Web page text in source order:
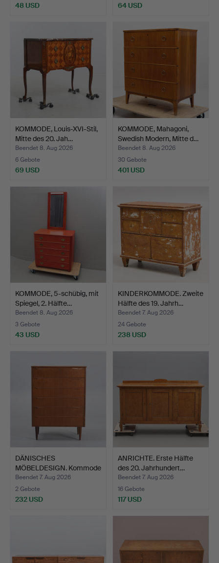
48 USD 64 USD
KOMMODE, Louis-XVI-Stil,
Mitte des 20. Jah…
Beendet 8. Aug 2026
6 Gebote
69 USD
KOMMODE, Mahagoni,
Swedish Modern, Mitte d…
Beendet 8. Aug 2026
30 Gebote
401 USD
KOMMODE, 5-schübig, mit
Spiegel, 2. Hälfte…
Beendet 8. Aug 2026
3 Gebote
43 USD
KINDERKOMMODE. Zweite
Hälfte des 19. Jahrh…
Beendet 7. Aug 2026
24 Gebote
238 USD
DÄNISCHES
MÖBELDESIGN. Kommode
aus Teakhol…
Beendet 7. Aug 2026
2 Gebote
232 USD
ANRICHTE. Erste Hälfte
des 20. Jahrhundert…
Beendet 7. Aug 2026
16 Gebote
117 USD